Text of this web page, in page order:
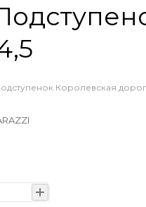
Королевская